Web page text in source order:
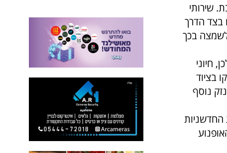
שירותי
בצד הדרך
ידועות לשמצה בכך
חיוני
בציוד
נוסף
החדשניות